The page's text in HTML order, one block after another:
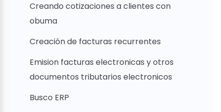
Creando cotizaciones a clientes con
obuma
Creación de facturas recurrentes
Emision facturas electronicas y otros
documentos tributarios electronicos
Busco ERP